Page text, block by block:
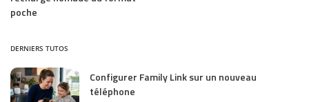
poche
DERNIERS TUTOS
Configurer Family Link sur un nouveau
téléphone